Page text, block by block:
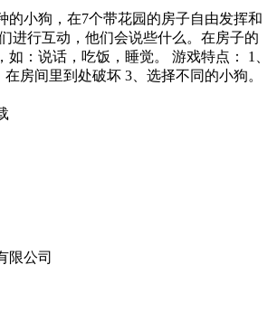
的小狗，在7个带花园的房子自由发挥和
进行互动，他们会说些什么。在房子的
如：说话，吃饭，睡觉。 游戏特点： 1、
房间里到处破坏 3、选择不同的小狗。
限公司